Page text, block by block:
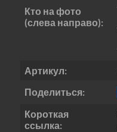
Кто на фото
(слева направо):
Артикул:
Поделиться:
Короткая
ссылка: